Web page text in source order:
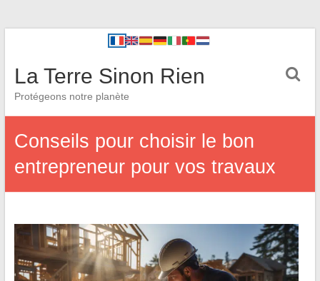
La Terre Sinon Rien
Protégeons notre planète
Conseils pour choisir le bon
entrepreneur pour vos travaux